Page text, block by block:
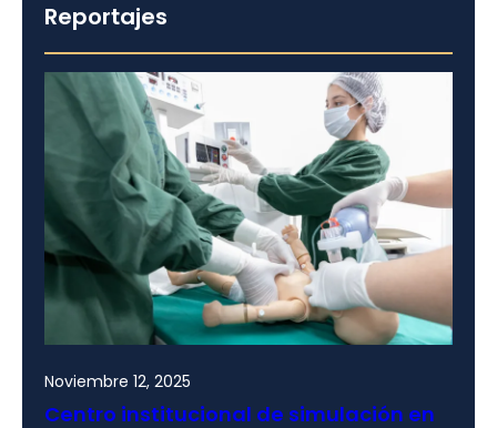
Reportajes
Noviembre 12, 2025
Centro institucional de simulación en